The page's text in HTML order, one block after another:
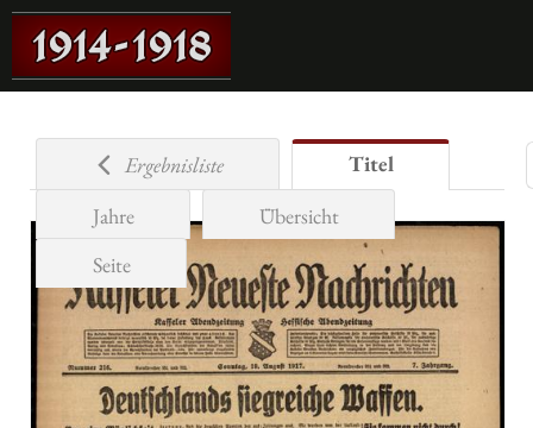
Ergebnisliste
Titel
Jahre
Übersicht
Seite